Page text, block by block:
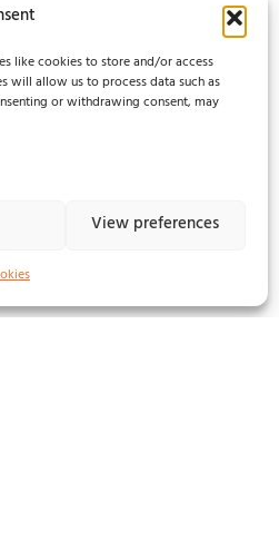
like cookies to store and/or access
will allow us to process data such as
or withdrawing consent, may
View preferences